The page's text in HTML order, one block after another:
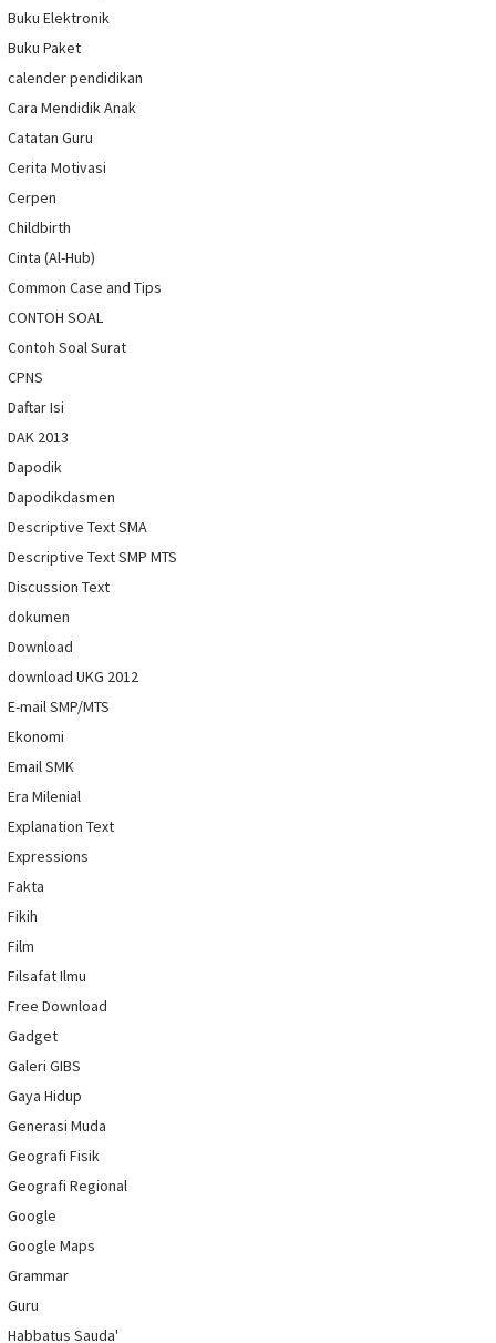
Buku Elektronik
Buku Paket
calender pendidikan
Cara Mendidik Anak
Catatan Guru
Cerita Motivasi
Cerpen
Childbirth
Cinta (Al-Hub)
Common Case and Tips
CONTOH SOAL
Contoh Soal Surat
CPNS
Daftar Isi
DAK 2013
Dapodik
Dapodikdasmen
Descriptive Text SMA
Descriptive Text SMP MTS
Discussion Text
dokumen
Download
download UKG 2012
E-mail SMP/MTS
Ekonomi
Email SMK
Era Milenial
Explanation Text
Expressions
Fakta
Fikih
Film
Filsafat Ilmu
Free Download
Gadget
Galeri GIBS
Gaya Hidup
Generasi Muda
Geografi Fisik
Geografi Regional
Google
Google Maps
Grammar
Guru
Habbatus Sauda'